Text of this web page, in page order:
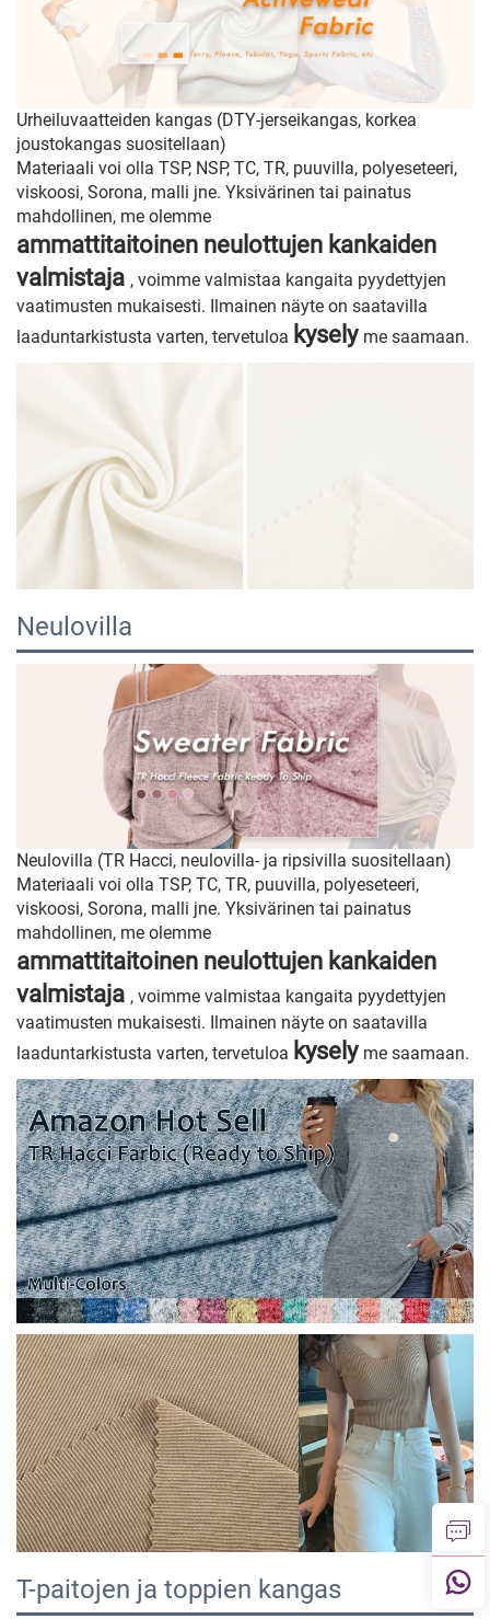
Urheiluvaatteiden kangas (DTY-jerseikangas, korkea
joustokangas suositellaan)
Materiaali voi olla TSP, NSP, TC, TR, puuvilla, polyeseteeri,
viskoosi, Sorona, malli jne. Yksivärinen tai painatus
mahdollinen, me olemme
ammattitaitoinen neulottujen kankaiden
valmistaja , voimme valmistaa kangaita pyydettyjen
vaatimusten mukaisesti. Ilmainen näyte on saatavilla
laaduntarkistusta varten, tervetuloa kysely me saamaan.
Neulovilla
Neulovilla (TR Hacci, neulovilla- ja ripsivilla suositellaan)
Materiaali voi olla TSP, TC, TR, puuvilla, polyeseteeri,
viskoosi, Sorona, malli jne. Yksivärinen tai painatus
mahdollinen, me olemme
ammattitaitoinen neulottujen kankaiden
valmistaja , voimme valmistaa kangaita pyydettyjen
vaatimusten mukaisesti. Ilmainen näyte on saatavilla
laaduntarkistusta varten, tervetuloa kysely me saamaan.
T-paitojen ja toppien kangas